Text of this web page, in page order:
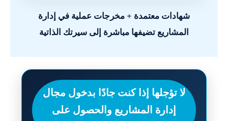
شهادات معتمدة + مخرجات عملية في إدارة
المشاريع تضيفها مباشرة إلى سيرتك الذاتية
لا تؤجلها إذا كنت جادًا بدخول مجال
إدارة المشاريع والحصول على